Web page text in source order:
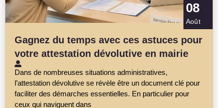
08
Août
Gagnez du temps avec ces astuces pour
votre attestation dévolutive en mairie
Dans de nombreuses situations administratives,
l’attestation dévolutive se révèle être un document clé pour
faciliter des démarches essentielles. En particulier pour
ceux qui naviguent dans